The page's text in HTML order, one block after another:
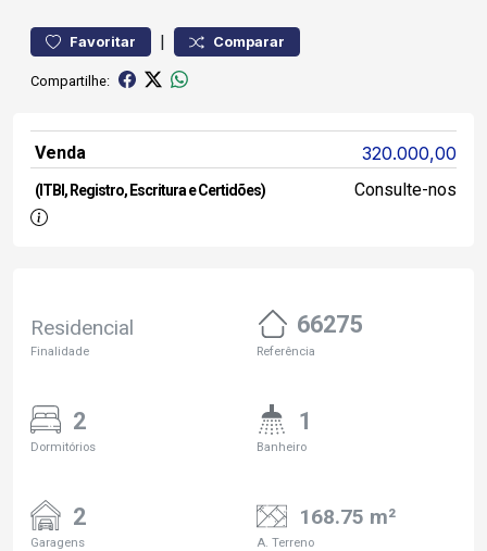
Favoritar | Comparar
Compartilhe:
Venda 320.000,00
(ITBI, Registro, Escritura e Certidões) Consulte-nos
Residencial
Finalidade
66275
Referência
2
Dormitórios
1
Banheiro
2
Garagens
168.75 m²
A. Terreno